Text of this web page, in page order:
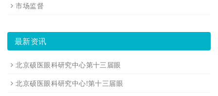
市场监督
最新资讯
北京硕医眼科研究中心第十三届眼
北京硕医眼科研究中心!第十三届眼